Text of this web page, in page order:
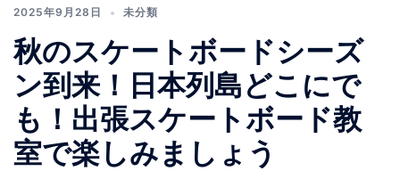
2025年9月28日 未分類
秋のスケートボードシーズ
ン到来！日本列島どこにで
も！出張スケートボード教
室で楽しみましょう